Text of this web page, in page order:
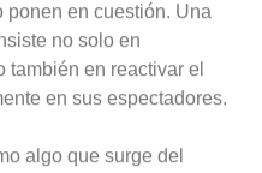
ponen en cuestión. Una
no solo en
también en reactivar el
en sus espectadores.
algo que surge del